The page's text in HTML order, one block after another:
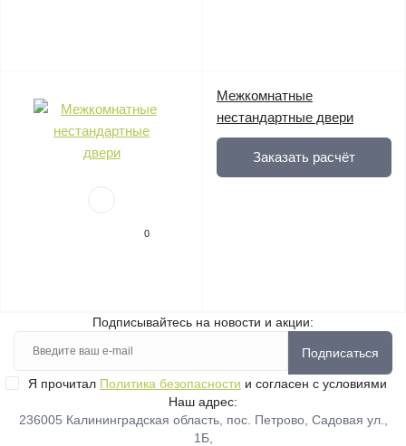
0
Межкомнатные
нестандартные двери
Заказать расчёт
Подписывайтесь на новости и акции:
Подписаться
Я прочитал Политика безопасности и согласен с условиями
Наш адрес:
236005 Калининградская область, пос. Петрово, Садовая ул.,
1Б,